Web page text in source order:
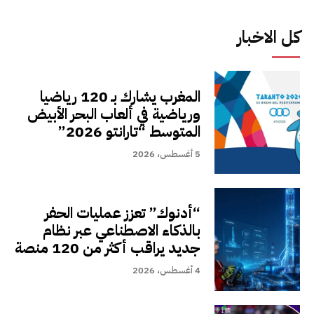
كل الاخبار
المغرب يشارك بـ 120 رياضيا
ورياضية في ألعاب البحر الأبيض
المتوسط “تارانتو 2026”
5 أغسطس، 2026
“أدنوك” تعزز عمليات الحفر
بالذكاء الاصطناعي عبر نظام
جديد يراقب أكثر من 120 منصة
4 أغسطس، 2026